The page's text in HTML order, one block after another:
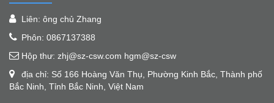
Liên: ông chủ Zhang
Phôn: 0867137388
Hộp thư: zhj@sz-csw.com hgm@sz-csw
địa chỉ: Số 166 Hoàng Văn Thụ, Phường Kinh Bắc, Thành phố
Bắc Ninh, Tỉnh Bắc Ninh, Việt Nam